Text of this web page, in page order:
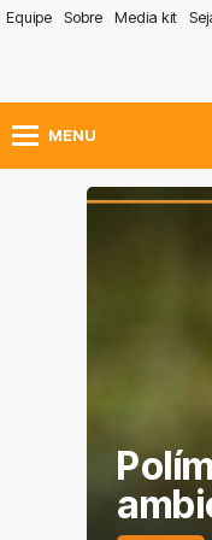
Equipe Sobre Media kit
MENU